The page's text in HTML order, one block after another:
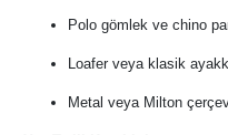
Polo gömlek ve chino
Loafer veya klasik
Metal veya Milton